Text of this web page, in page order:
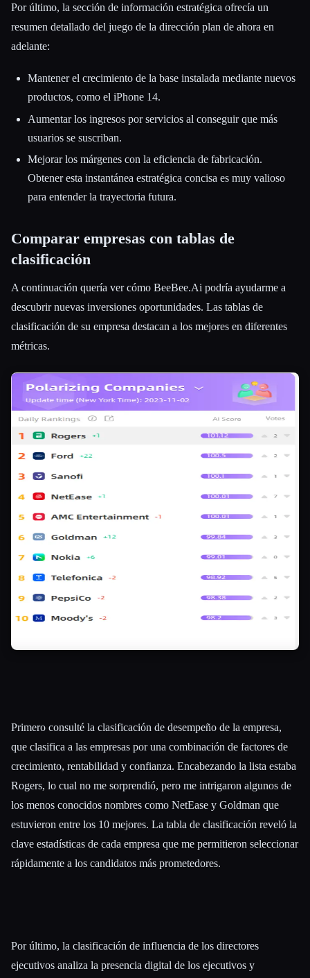
Por último, la sección de información estratégica ofrecía un
resumen detallado del juego de la dirección plan de ahora en
adelante:
Mantener el crecimiento de la base instalada mediante nuevos
productos, como el iPhone 14.
Aumentar los ingresos por servicios al conseguir que más
usuarios se suscriban.
Mejorar los márgenes con la eficiencia de fabricación.
Obtener esta instantánea estratégica concisa es muy valioso
para entender la trayectoria futura.
Comparar empresas con tablas de
clasificación
A continuación quería ver cómo BeeBee.Ai podría ayudarme a
descubrir nuevas inversiones oportunidades. Las tablas de
clasificación de su empresa destacan a los mejores en diferentes
métricas.
Primero consulté la clasificación de desempeño de la empresa,
que clasifica a las empresas por una combinación de factores de
crecimiento, rentabilidad y confianza. Encabezando la lista estaba
Rogers, lo cual no me sorprendió, pero me intrigaron algunos de
los menos conocidos nombres como NetEase y Goldman que
estuvieron entre los 10 mejores. La tabla de clasificación reveló la
clave estadísticas de cada empresa que me permitieron seleccionar
rápidamente a los candidatos más prometedores.
Por último, la clasificación de influencia de los directores
ejecutivos analiza la presencia digital de los ejecutivos y